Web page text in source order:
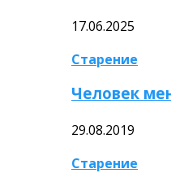
17.06.2025
Старение
Человек
29.08.2019
Старение